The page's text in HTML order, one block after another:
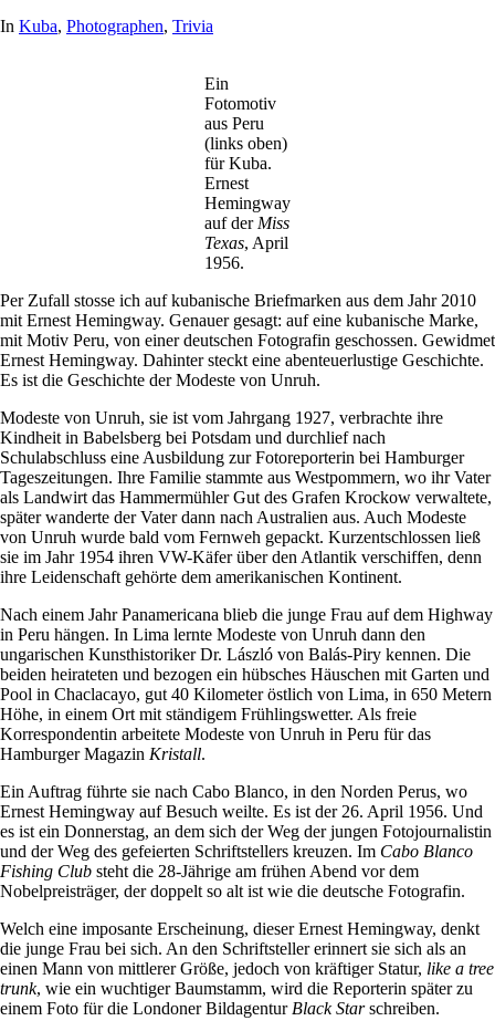
In Kuba, Photographen, Trivia
Ein
Fotomotiv
aus Peru
(links oben)
für Kuba.
Ernest
Hemingway
auf der Miss
Texas, April
1956.
Per Zufall stosse ich auf kubanische Briefmarken aus dem Jahr 2010
mit Ernest Hemingway. Genauer gesagt: auf eine kubanische Marke,
mit Motiv Peru, von einer deutschen Fotografin geschossen. Gewidmet
Ernest Hemingway. Dahinter steckt eine abenteuerlustige Geschichte.
Es ist die Geschichte der Modeste von Unruh.
Modeste von Unruh, sie ist vom Jahrgang 1927, verbrachte ihre
Kindheit in Babelsberg bei Potsdam und durchlief nach
Schulabschluss eine Ausbildung zur Fotoreporterin bei Hamburger
Tageszeitungen. Ihre Familie stammte aus Westpommern, wo ihr Vater
als Landwirt das Hammermühler Gut des Grafen Krockow verwaltete,
später wanderte der Vater dann nach Australien aus. Auch Modeste
von Unruh wurde bald vom Fernweh gepackt. Kurzentschlossen ließ
sie im Jahr 1954 ihren VW-Käfer über den Atlantik verschiffen, denn
ihre Leidenschaft gehörte dem amerikanischen Kontinent.
Nach einem Jahr Panamericana blieb die junge Frau auf dem Highway
in Peru hängen. In Lima lernte Modeste von Unruh dann den
ungarischen Kunsthistoriker Dr. László von Balás-Piry kennen. Die
beiden heirateten und bezogen ein hübsches Häuschen mit Garten und
Pool in Chaclacayo, gut 40 Kilometer östlich von Lima, in 650 Metern
Höhe, in einem Ort mit ständigem Frühlingswetter. Als freie
Korrespondentin arbeitete Modeste von Unruh in Peru für das
Hamburger Magazin Kristall.
Ein Auftrag führte sie nach Cabo Blanco, in den Norden Perus, wo
Ernest Hemingway auf Besuch weilte. Es ist der 26. April 1956. Und
es ist ein Donnerstag, an dem sich der Weg der jungen Fotojournalistin
und der Weg des gefeierten Schriftstellers kreuzen. Im Cabo Blanco
Fishing Club steht die 28-Jährige am frühen Abend vor dem
Nobelpreisträger, der doppelt so alt ist wie die deutsche Fotografin.
Welch eine imposante Erscheinung, dieser Ernest Hemingway, denkt
die junge Frau bei sich. An den Schriftsteller erinnert sie sich als an
einen Mann von mittlerer Größe, jedoch von kräftiger Statur, like a tree
trunk, wie ein wuchtiger Baumstamm, wird die Reporterin später zu
einem Foto für die Londoner Bildagentur Black Starschreiben.